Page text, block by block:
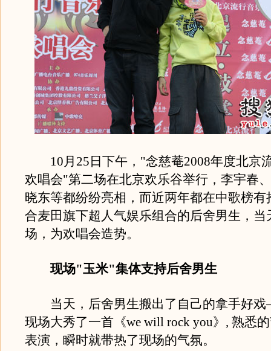
10月25日下午，"念慈菴2008年度北京
欢唱会"第二场在北京欢乐谷举行，李宇春
晓东等都纷纷亮相，而近两年都在中歌榜有
合麦田旗下超人气娱乐组合的后舍男生，当
场，为欢唱会造势。
现场"玉米"集体支持后舍男生
当天，后舍男生搬出了自己的拿手好
现场大秀了一首《we will rock you》, 熟悉
表演，瞬时就带热了现场的气氛。